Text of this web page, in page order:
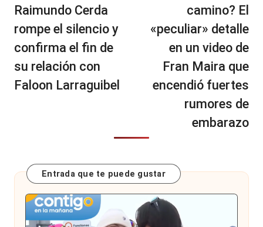
Raimundo Cerda
rompe el silencio y
confirma el fin de
su relación con
Faloon Larraguibel
camino? El
«peculiar» detalle
en un video de
Fran Maira que
encendió fuertes
rumores de
embarazo
Entrada que te puede gustar